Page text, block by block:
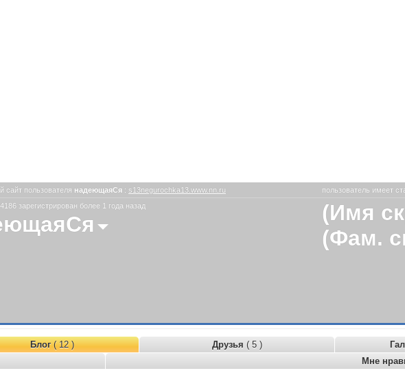
сайт пользователя надеющаяСя : s13negurochka13.www.nn.ru пользователь имеет
зарегистрирован более 1 года назад
(Имя
(Фам.
Блог( 12 ) Друзья ( 5 )
Мне